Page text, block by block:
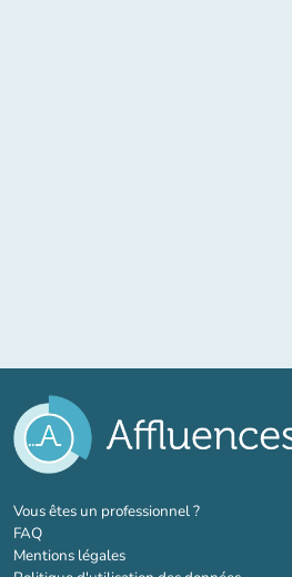
Vous êtes un professionnel ?(nouvel onglet)
FAQ
Mentions légales